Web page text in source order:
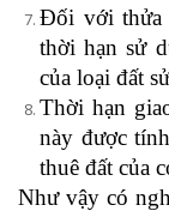
Đối với thửa
thời hạn sử
của loại đất
Thời hạn
này được
thuê đất của
Như vậy có